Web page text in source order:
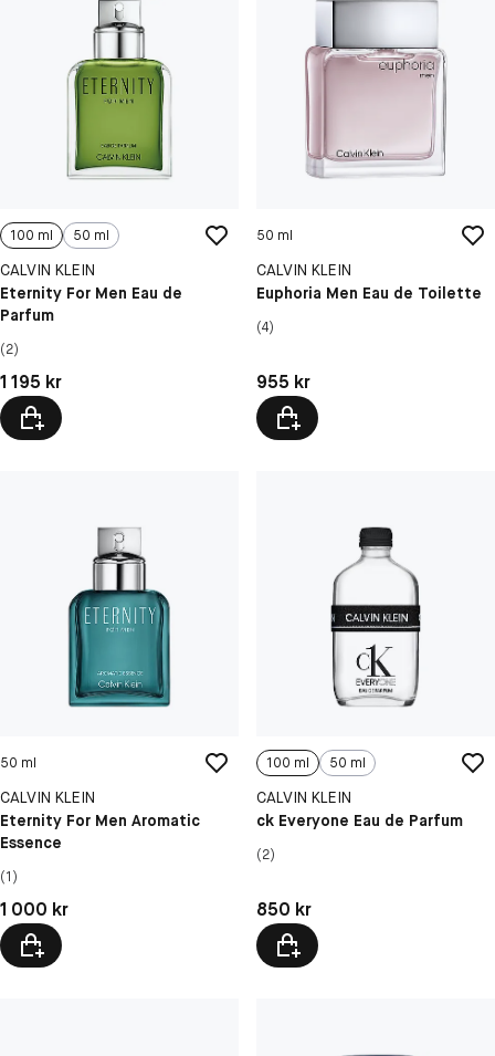
100 ml 50 ml
CALVIN KLEIN
Eternity For Men Eau de
Parfum
(2)
Pris: 1 195 kr
1 195 kr
50 ml
CALVIN KLEIN
Euphoria Men Eau de Toilette
(4)
Pris: 955 kr
955 kr
50 ml
CALVIN KLEIN
Eternity For Men Aromatic
Essence
(1)
Pris: 1 000 kr
1 000 kr
100 ml 50 ml
CALVIN KLEIN
ck Everyone Eau de Parfum
(2)
Pris: 850 kr
850 kr